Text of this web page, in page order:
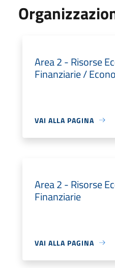
Area 2 - Risorse
Finanziarie /
VAI ALLA PAGINA
Area 2 - Risorse
Finanziarie
VAI ALLA PAGINA